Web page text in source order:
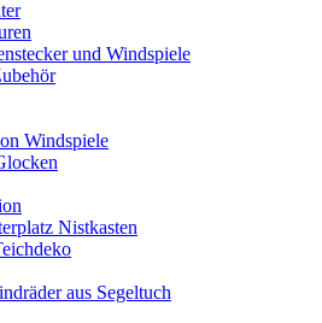
und Windspiele
Windspiele
Nistkasten
aus Segeltuch